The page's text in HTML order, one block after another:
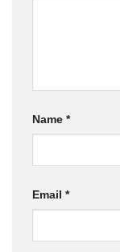
Name *
Email *